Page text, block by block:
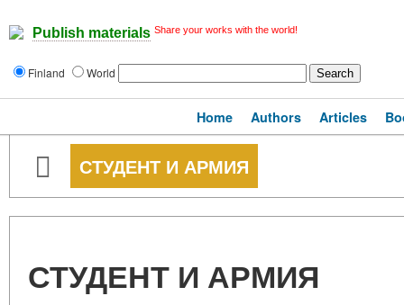
Publish materials Share your works with the world!
Finland World
Home Authors Articles
СТУДЕНТ И АРМИЯ
СТУДЕНТ И АРМИЯ